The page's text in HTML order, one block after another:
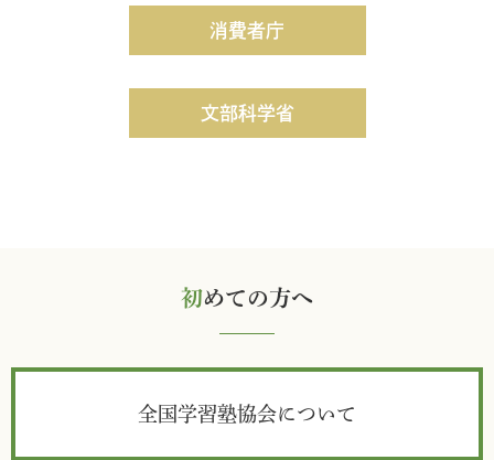
消費者庁
文部科学省
初めての方へ
全国学習塾協会について